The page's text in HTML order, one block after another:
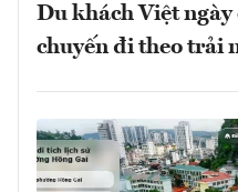
Du khách Việt
chuyến đi theo trải